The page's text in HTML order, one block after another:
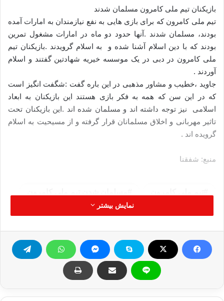
بازیکنان تیم ملی کامرون مسلمان شدند
تیم ملی کامرون که برای بازی هایی به نفع نیازمندان به امارات آمده
بودند، مسلمان شدند .آنها حدود دو ماه در امارات مشغول تمرین
بودند که با دین اسلام آشنا شده و به اسلام گرویدند .بازیکنان تیم
ملی کامرون در دبی در یک موسسه خیریه شهادتین گفتند و اسلام
آوردند .
جاوید ،خطیب و مشاور مذهبی در این باره گفت :شگفت انگیز است
که در این سن که همه به فکر بازی هستند این بازیکنان به ابعاد
اسلامی نیز توجه داشته اند و مسلمان شده اند .این بازیکنان تحت
تاثیر مهربانی و اخلاق مسلمانان قرار گرفته و از مسیحیت به اسلام
گرویده اند .
منبع: شفقنا
نمایش بیشتر